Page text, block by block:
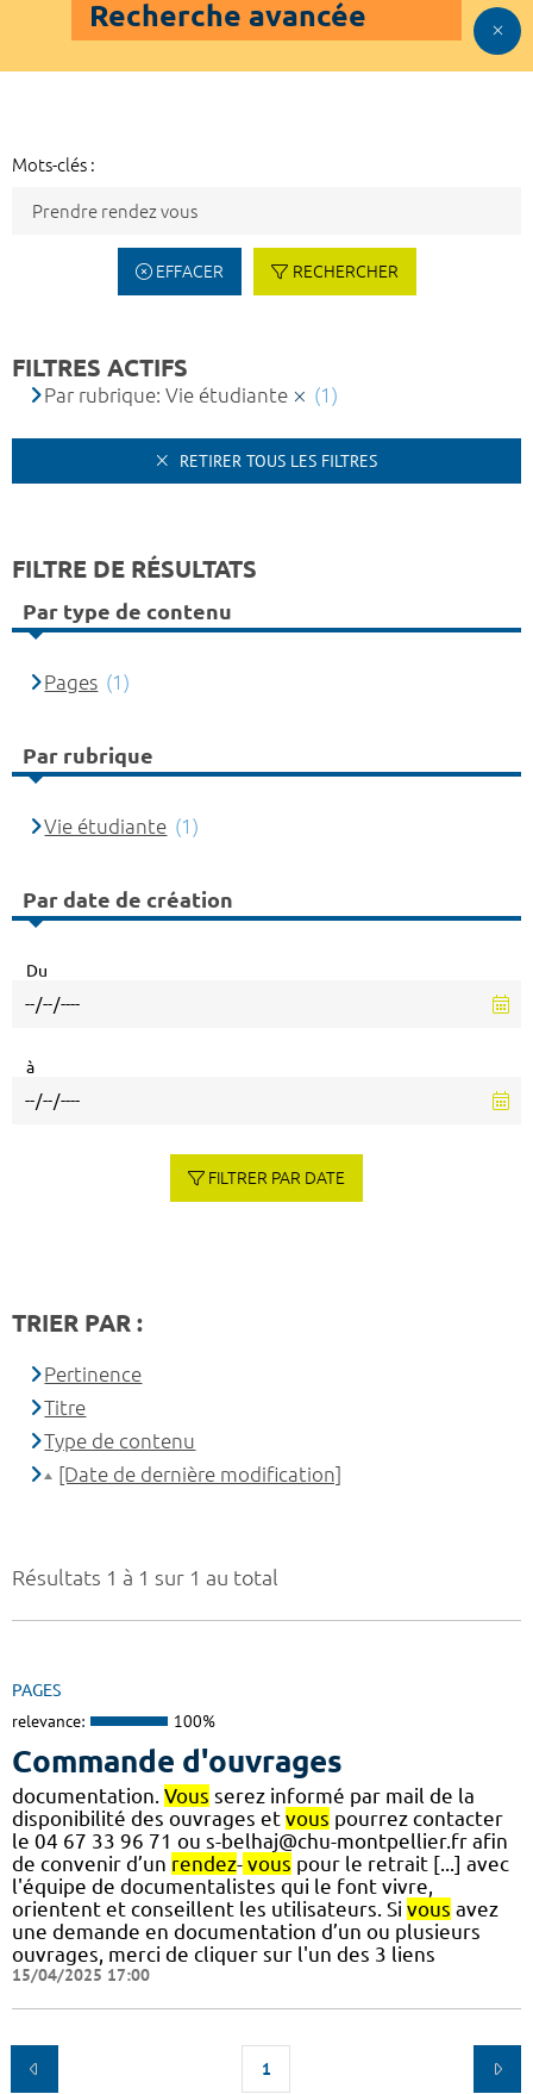
Recherche avancée
Mots-clés :
EFFACER RECHERCHER
Résultats 1 à 1 sur 1 au total
PAGES
relevance: 100%
Commande d'ouvrages
documentation. Vous serez informé par mail de la
disponibilité des ouvrages et vous pourrez contacter
le 04 67 33 96 71 ou s-belhaj@chu-montpellier.fr afin
de convenir d’un rendez- vous pour le retrait [...] avec
l'équipe de documentalistes qui le font vivre,
orientent et conseillent les utilisateurs. Si vous avez
une demande en documentation d’un ou plusieurs
ouvrages, merci de cliquer sur l'un des 3 liens
15/04/2025 17:00
1
FILTRES ACTIFS
Par rubrique: Vie étudiante (1)
RETIRER TOUS LES FILTRES
FILTRE DE RÉSULTATS
Par type de contenu
Pages (1)
Par rubrique
Vie étudiante (1)
Par date de création
Du
à
FILTRER PAR DATE
TRIER PAR :
Pertinence
Titre
Type de contenu
[Date de dernière modification]